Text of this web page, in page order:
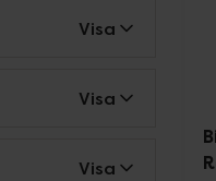
Visa
Visa
Visa